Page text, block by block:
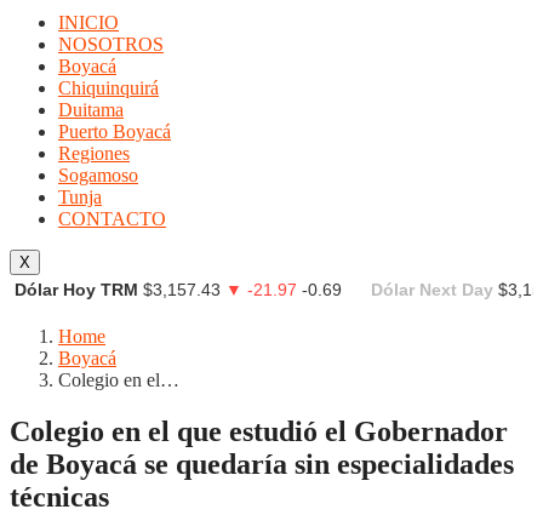
INICIO
NOSOTROS
Boyacá
Chiquinquirá
Duitama
Puerto Boyacá
Regiones
Sogamoso
Tunja
CONTACTO
X
Dólar Hoy TRM $3,157.43 ▼ -21.97 -0.69 Dólar Next Day
Home
Boyacá
Colegio en el…
Colegio en el que estudió el Gobernador
de Boyacá se quedaría sin especialidades
técnicas